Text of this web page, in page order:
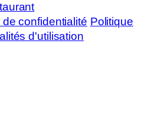
de confidentialité Politique
d'utilisation